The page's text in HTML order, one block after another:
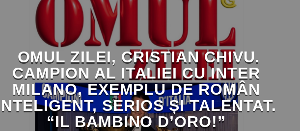
OMUL ZILEI, CRISTIAN CHIVU.
CAMPION AL ITALIEI CU INTER
MILANO, EXEMPLU DE ROMÂN
SERIOS ȘI TALENTAT.
“IL BAMBINO D’ORO!”